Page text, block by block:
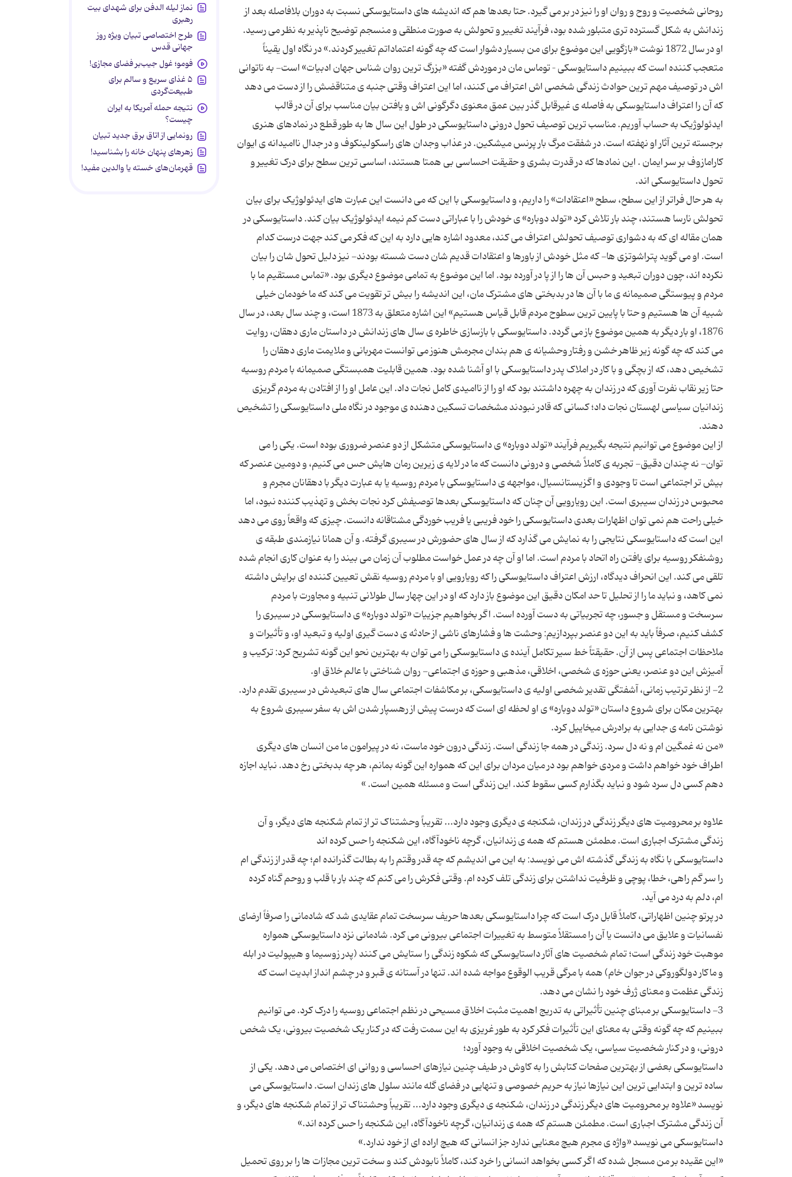
نماز لیله الدفن برای شهدای بیت
رهبری
طرح اختصاصی تبیان ویژه روز
جهانی قدس
فومو؛ غول جیب‌بر فضای مجازی!
۵ غذای سریع و سالم برای
طبیعت‌گردی
نتیجه حمله آمریکا به ایران
چیست؟
رونمایی از اتاق برق جدید تبیان
زهرهای پنهان خانه را بشناسید!
قهرمان‌های خسته یا والدین مفید!